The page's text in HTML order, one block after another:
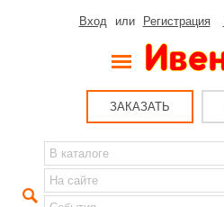
Вход или Регистрация
ЗАКАЗАТЬ